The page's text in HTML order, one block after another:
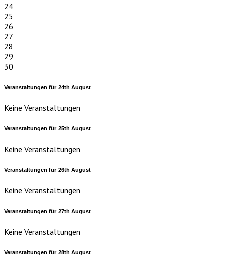
24
25
26
27
28
29
30
Veranstaltungen für24th August
Keine Veranstaltungen
Veranstaltungen für25th August
Keine Veranstaltungen
Veranstaltungen für26th August
Keine Veranstaltungen
Veranstaltungen für27th August
Keine Veranstaltungen
Veranstaltungen für28th August